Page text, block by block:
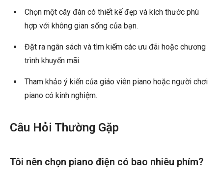
Chọn một cây đàn có thiết kế đẹp và kích thước phù
hợp với không gian sống của bạn.
Đặt ra ngân sách và tìm kiếm các ưu đãi hoặc chương
trình khuyến mãi.
Tham khảo ý kiến của giáo viên piano hoặc người chơi
piano có kinh nghiệm.
Câu Hỏi Thường Gặp
Tôi nên chọn piano điện có bao nhiêu phím?